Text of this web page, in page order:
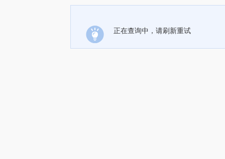
正在查询中，请刷新重试